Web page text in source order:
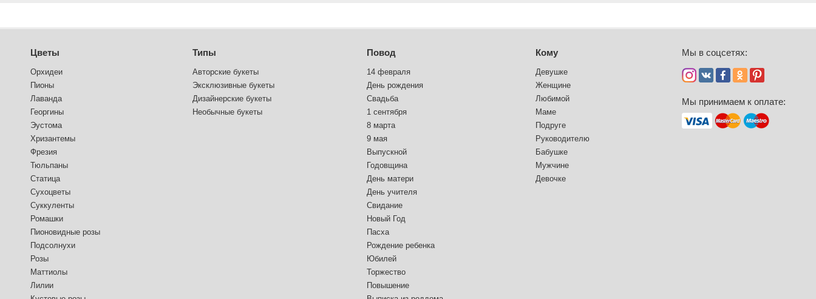
Цветы
Орхидеи
Пионы
Лаванда
Георгины
Эустома
Хризантемы
Фрезия
Тюльпаны
Статица
Сухоцветы
Суккуленты
Ромашки
Пионовидные розы
Подсолнухи
Розы
Маттиолы
Лилии
Типы
Авторские букеты
Эксклюзивные букеты
Дизайнерские букеты
Необычные букеты
Повод
14 февраля
День рождения
Свадьба
1 сентября
8 марта
9 мая
Выпускной
Годовщина
День матери
День учителя
Свидание
Новый Год
Пасха
Рождение ребенка
Юбилей
Торжество
Повышение
Кому
Девушке
Женщине
Любимой
Маме
Подруге
Руководителю
Бабушке
Мужчине
Девочке
Мы в соцсетях:
Мы принимаем к оплате: